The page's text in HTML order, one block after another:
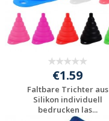
€1.59
Faltbare Trichter aus
Silikon individuell
bedrucken las...